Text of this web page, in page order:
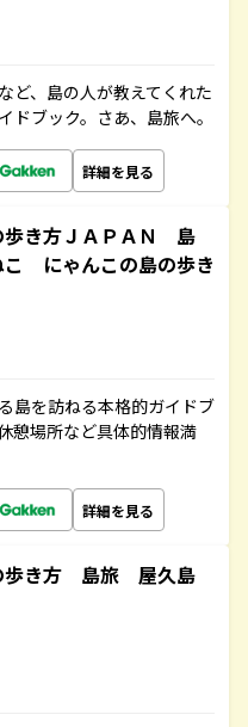
、島の人が教えてくれた
ブック。さあ、島旅へ。
詳細を見る
き方ＪＡＰＡＮ 島
にゃんこの島の歩き
島を訪ねる本格的ガイドブ
憩場所など具体的情報満
詳細を見る
歩き方 島旅 屋久島